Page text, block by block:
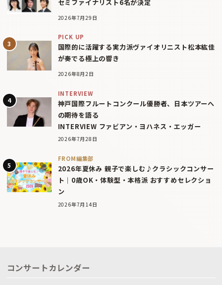
セミファイナリスト6名が決定
2026年7月29日
PICK UP
国際的に活躍する実力派ヴァイオリニスト松本紘佳
が奏でる極上の響き
2026年8月2日
INTERVIEW
神戸国際フルートコンクール優勝者、日本ツアーへ
の期待を語る
INTERVIEW ファビアン・ヨハネス・エッガー
2026年7月28日
FROM編集部
2026年夏休み 親子で楽しむ♪クラシックコンサー
ト｜0歳OK・体験型・本格派 おすすめセレクショ
ン
2026年7月14日
コンサートカレンダー